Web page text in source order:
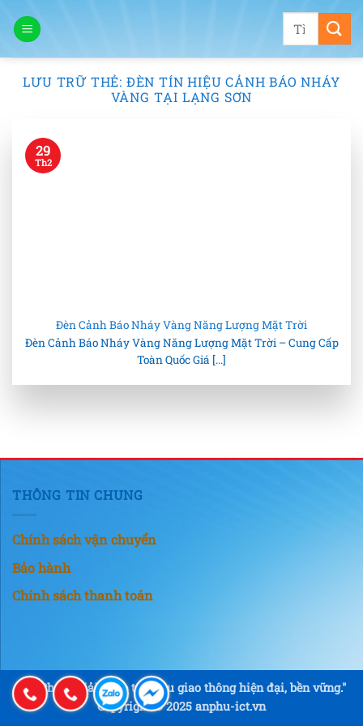
qua
Tìm
LƯU TRỮ THẺ: ĐÈN TÍN HIỆU CẢNH BÁO NHÁY
VÀNG TẠI LẠNG SƠN
Đèn Cảnh Báo Nháy Vàng Năng Lượng Mặt Trời
Đèn Cảnh Báo Nháy Vàng Năng Lượng Mặt Trời – Cung Cấp
Toàn Quốc Giá [...]
29
Th2
THÔNG TIN CHUNG
Chính sách vận chuyển
Bảo hành
Chính sách thanh toán
"An Phú – Giải pháp tín hiệu giao thông hiện đại, bền vững."
Copyright © 2025 anphu-ict.vn